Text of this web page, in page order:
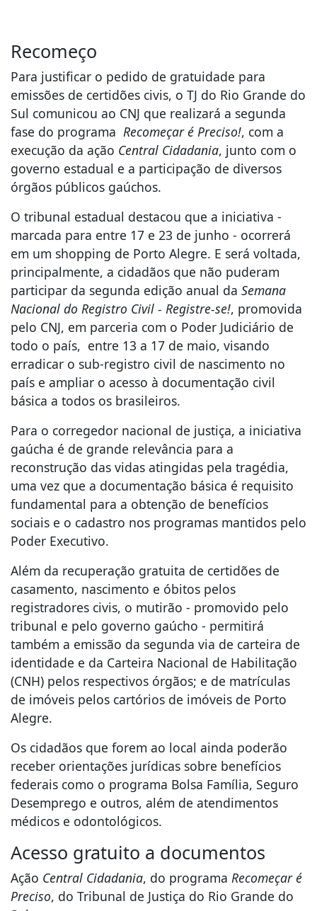
Recomeço
Para justificar o pedido de gratuidade para
emissões de certidões civis, o TJ do Rio Grande do
Sul comunicou ao CNJ que realizará a segunda
fase do programa Recomeçar é Preciso!, com a
execução da ação Central Cidadania, junto com o
governo estadual e a participação de diversos
órgãos públicos gaúchos.
O tribunal estadual destacou que a iniciativa -
marcada para entre 17 e 23 de junho - ocorrerá
em um shopping de Porto Alegre. E será voltada,
principalmente, a cidadãos que não puderam
participar da segunda edição anual da Semana
Nacional do Registro Civil - Registre-se!, promovida
pelo CNJ, em parceria com o Poder Judiciário de
todo o país, entre 13 a 17 de maio, visando
erradicar o sub-registro civil de nascimento no
país e ampliar o acesso à documentação civil
básica a todos os brasileiros.
Para o corregedor nacional de justiça, a iniciativa
gaúcha é de grande relevância para a
reconstrução das vidas atingidas pela tragédia,
uma vez que a documentação básica é requisito
fundamental para a obtenção de benefícios
sociais e o cadastro nos programas mantidos pelo
Poder Executivo.
Além da recuperação gratuita de certidões de
casamento, nascimento e óbitos pelos
registradores civis, o mutirão - promovido pelo
tribunal e pelo governo gaúcho - permitirá
também a emissão da segunda via de carteira de
identidade e da Carteira Nacional de Habilitação
(CNH) pelos respectivos órgãos; e de matrículas
de imóveis pelos cartórios de imóveis de Porto
Alegre.
Os cidadãos que forem ao local ainda poderão
receber orientações jurídicas sobre benefícios
federais como o programa Bolsa Família, Seguro
Desemprego e outros, além de atendimentos
médicos e odontológicos.
Acesso gratuito a documentos
Ação Central Cidadania, do programa Recomeçar é
Preciso, do Tribunal de Justiça do Rio Grande do